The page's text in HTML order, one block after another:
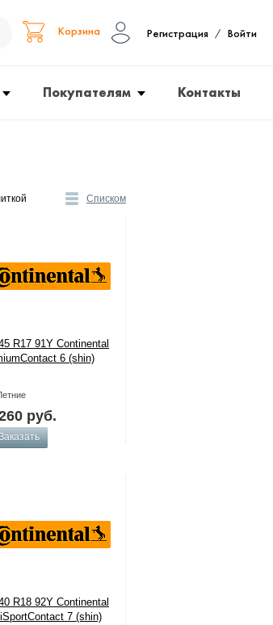
Корзина Регистрация / Войти
Покупателям Контакты
Списком
R17 91Y Continental
6 (shin)
руб.
R18 92Y Continental
7 (shin)